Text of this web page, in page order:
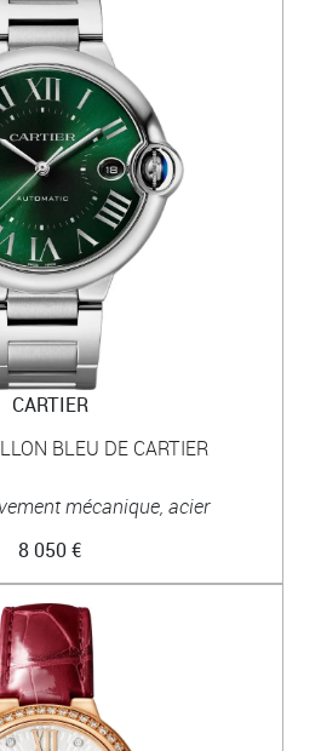
CARTIER
BLEU DE CARTIER
mécanique, acier
8 050 €